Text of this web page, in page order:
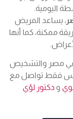
اليومية.
، يساعد المريض
ممكنة، كما أنها
في مصر والتشخيص
فقط تواصل مع
و دكتور لؤي